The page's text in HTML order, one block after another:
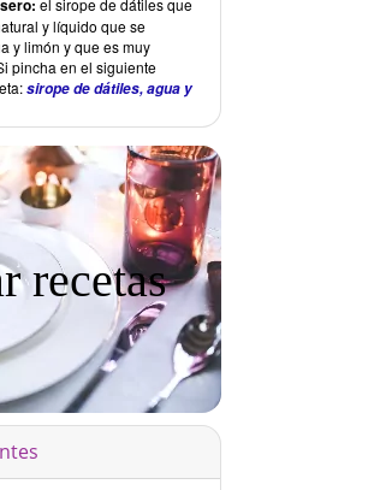
el sirope de dátiles que
y líquido que se
y limón y que es muy
pincha en el siguiente
sirope de dátiles, agua y
recetas